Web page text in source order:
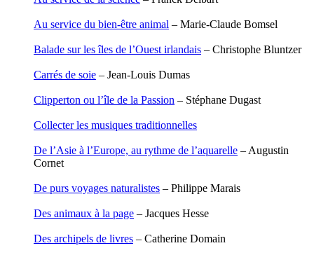
Carbonnaux Stéphan
Carrau Noak
Chérel Guillaume
Chapuis Éric
Chastel Marie
Chenot Philippe
Clémenceau Adrien
Colonna d’Istria Jérôme
Corazza Pascal
Cousergue Arnaud
Crane Richard
Paris
Pays dogon
Pèlerin d�€�Orient
Périple de Sao� Mai
Roues libres
Route de la soie
Route des Amériques
Sahara
Siberut
Spitzberg
Ténéré
Terre Adélie
Terre d�€�Ellesmere
Au service du bien-être animal – Marie-Claude Bomsel
Balade sur les îles de l’Ouest irlandais – Christophe Bluntzer
Carrés de soie – Jean-Louis Dumas
Clipperton ou l’île de la Passion – Stéphane Dugast
Collecter les musiques traditionnelles
De l’Asie à l’Europe, au rythme de l’aquarelle – Augustin
Cornet
De purs voyages naturalistes – Philippe Marais
Des animaux à la page – Jacques Hesse
Des archipels de livres – Catherine Domain